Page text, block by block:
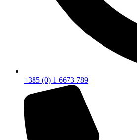
+385 (0) 1 6673 789